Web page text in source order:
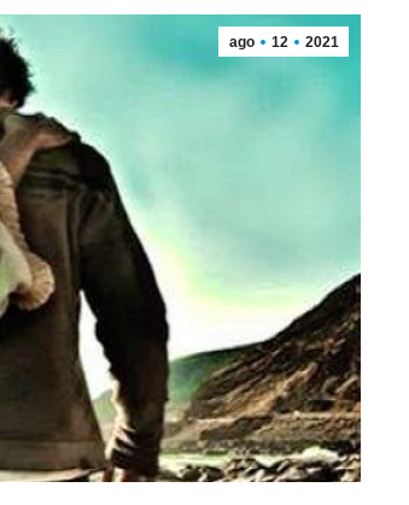
ago 12 2021